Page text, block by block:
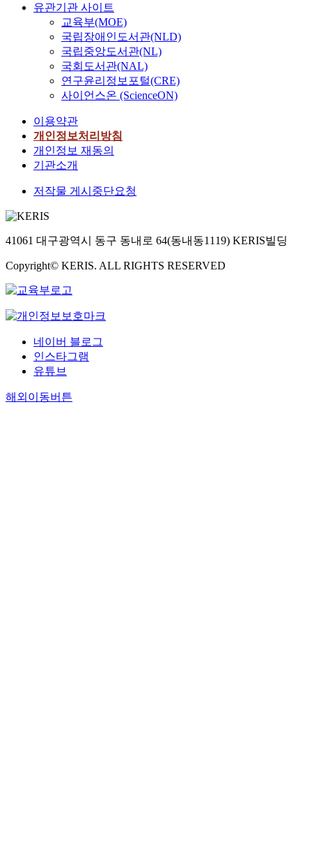
유관기관 사이트
교육부(MOE)
국립장애인도서관(NLD)
국립중앙도서관(NL)
국회도서관(NAL)
연구윤리정보포털(CRE)
사이언스온 (ScienceON)
이용약관
개인정보처리방침
개인정보 재동의
기관소개
저작물 게시중단요청
41061 대구광역시 동구 동내로 64(동내동1119) KERIS빌딩
Copyright© KERIS. ALL RIGHTS RESERVED
네이버 블로그
인스타그램
유튜브
해외이동버튼